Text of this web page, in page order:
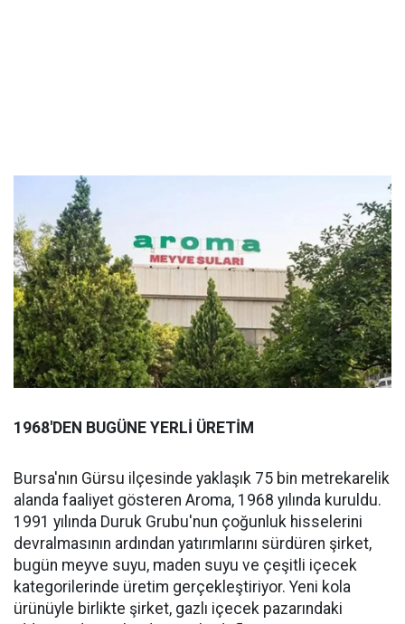
1968'DEN BUGÜNE YERLİ ÜRETİM
Bursa'nın Gürsu ilçesinde yaklaşık 75 bin metrekarelik
alanda faaliyet gösteren Aroma, 1968 yılında kuruldu.
1991 yılında Duruk Grubu'nun çoğunluk hisselerini
devralmasının ardından yatırımlarını sürdüren şirket,
bugün meyve suyu, maden suyu ve çeşitli içecek
kategorilerinde üretim gerçekleştiriyor. Yeni kola
ürünüyle birlikte şirket, gazlı içecek pazarındaki